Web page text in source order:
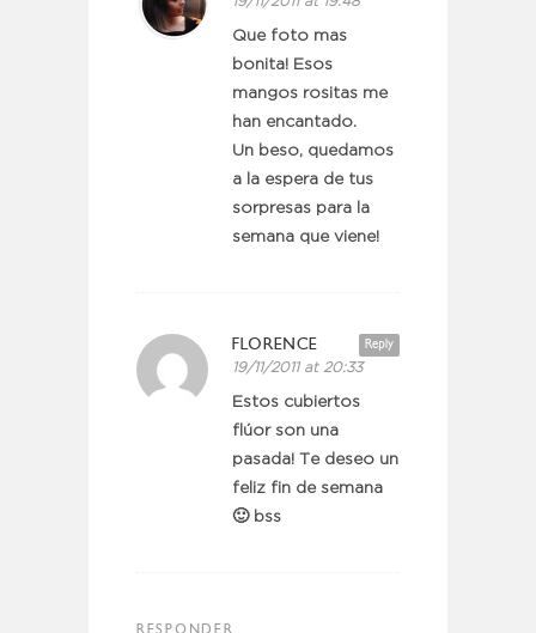
Que foto mas
bonita! Esos
mangos rositas me
han encantado.
Un beso, quedamos
a la espera de tus
sorpresas para la
semana que viene!
Reply
FLORENCE
19/11/2011 at 20:33
Estos cubiertos
flúor son una
pasada! Te deseo un
feliz fin de semana
🙂 bss